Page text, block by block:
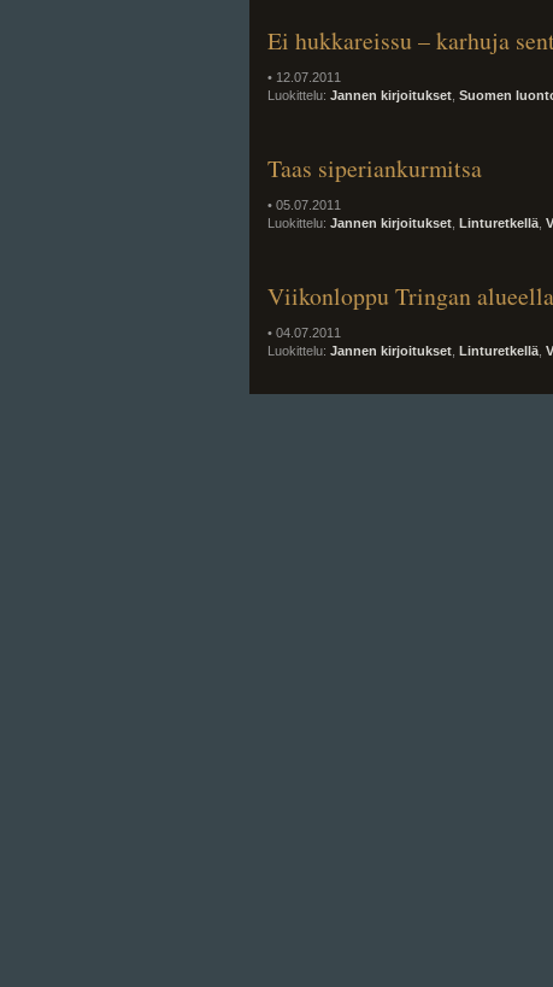
Ei hukkareissu – karhuja
• 12.07.2011
Luokittelu: Jannen kirjoitukset Suomen
Taas siperiankurmitsa
• 05.07.2011
Luokittelu: Jannen kirjoitukset Linturetkellä
Viikonloppu Tringan alueella
• 04.07.2011
Luokittelu: Jannen kirjoitukset Linturetkellä